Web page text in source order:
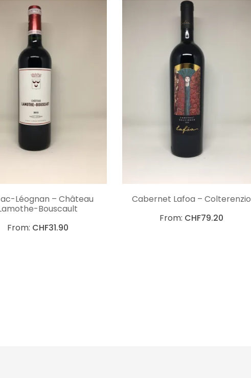
CHOIX DES OPTIONS
Léognan – Château
Bouscault
From: CHF31.90
CHOIX DES OPTIONS
Cabernet Lafoa – Colterenzio
From: CHF79.20